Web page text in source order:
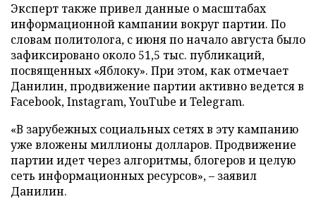
Эксперт также привел данные о масштабах
информационной кампании вокруг партии. По
словам политолога, с июня по начало августа было
зафиксировано около 51,5 тыс. публикаций,
посвященных «Яблоку». При этом, как отмечает
Данилин, продвижение партии активно ведется в
Facebook, Instagram, YouTube и Telegram.
«В зарубежных социальных сетях в эту кампанию
уже вложены миллионы долларов. Продвижение
партии идет через алгоритмы, блогеров и целую
сеть информационных ресурсов», – заявил
Данилин.